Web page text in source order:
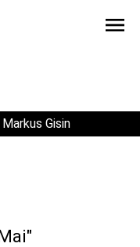
menu
Gisin